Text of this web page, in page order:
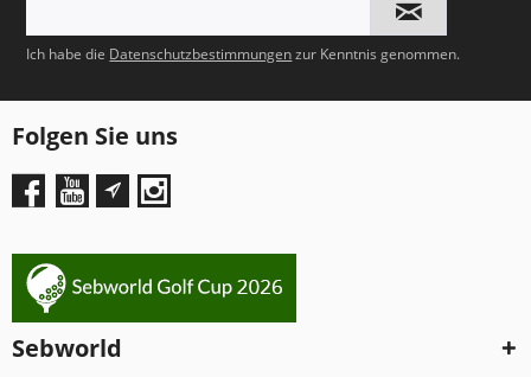
Ich habe die Datenschutzbestimmungenzur Kenntnis genommen.
Folgen Sie uns
Sebworld